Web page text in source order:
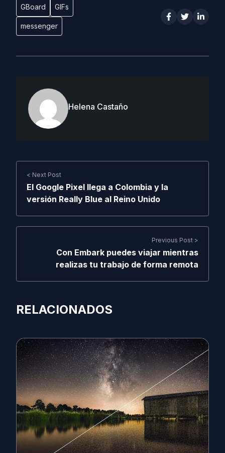
GBoard GIFs
messenger
Helena Castaño
< Next Post
El Google Pixel llega a Colombia y la
versión Really Blue al Reino Unido
Previous Post >
Con Embark puedes viajar mientras
realizas tu trabajo de forma remota
RELACIONADOS